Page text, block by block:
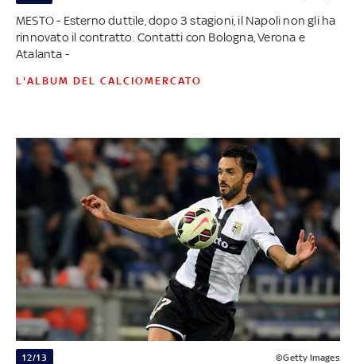
MESTO - Esterno duttile, dopo 3 stagioni, il Napoli non gli ha
rinnovato il contratto. Contatti con Bologna, Verona e
Atalanta -
L'ALBUM DEL CALCIOMERCATO
12/13 ©Getty Images